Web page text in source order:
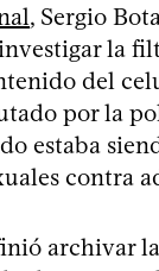
, Sergio
la
del
por la
estaba
contra
archivar